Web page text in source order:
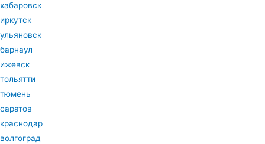
хабаровск
иркутск
ульяновск
барнаул
ижевск
тольятти
тюмень
саратов
краснодар
волгоград